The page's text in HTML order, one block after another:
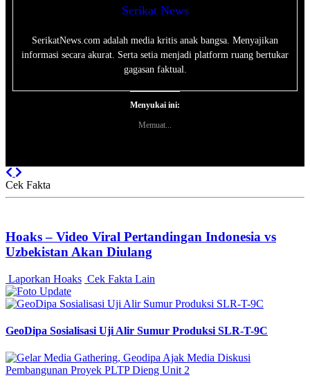
Serikat News
SerikatNews.com adalah media kritis anak bangsa. Menyajikan
informasi secara akurat. Serta setia menjadi platform ruang bertukar
gagasan faktual.
Menyukai ini:
Memuat...
Previous
Cek Fakta
Hoaks – Video Viral Pertandingan Indonesia vs
Uzbekistan Akan Diulang
Laporkan Hoaks Cek Fakta Lain
GeoDipa Sosialisasi Uji Alir Sumur Produksi SLR-T-9C